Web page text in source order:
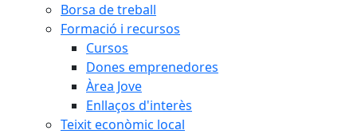
Borsa de treball
Formació i recursos
Cursos
Dones emprenedores
Àrea Jove
Enllaços d'interès
Teixit econòmic local